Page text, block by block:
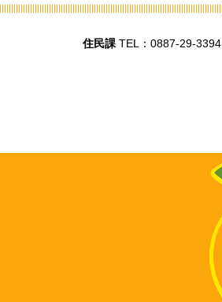
住民課 TEL：0887-29-3394